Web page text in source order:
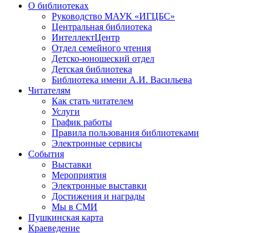
О библиотеках
Руководство МАУК «ИГЦБС»
Центральная библиотека
ИнтеллектЦентр
Отдел семейного чтения
Детско-юношеский отдел
Детская библиотека
Библиотека имени А.И. Васильева
Читателям
Как стать читателем
Услуги
График работы
Правила пользования библиотеками
Электронные сервисы
События
Выставки
Мероприятия
Электронные выставки
Достижения и награды
Мы в СМИ
Пушкинская карта
Краеведение